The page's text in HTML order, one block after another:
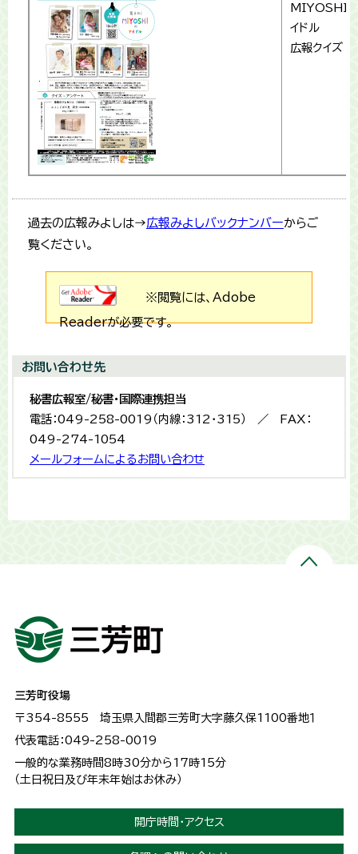
MIYOSHI
イドル
広報クイズ
過去の広報みよしは→広報みよしバックナンバーからご
覧ください。
※閲覧には、Adobe
Readerが必要です。
お問い合わせ先
秘書広報室/秘書・国際連携担当
電話：049-258-0019（内線：312・315） ／ FAX：
049-274-1054
メールフォームによるお問い合わせ
三芳町役場
〒354-8555 埼玉県入間郡三芳町大字藤久保1100番地１
代表電話：049-258-0019
一般的な業務時間8時30分から17時15分
（土日祝日及び年末年始はお休み）
開庁時間・アクセス